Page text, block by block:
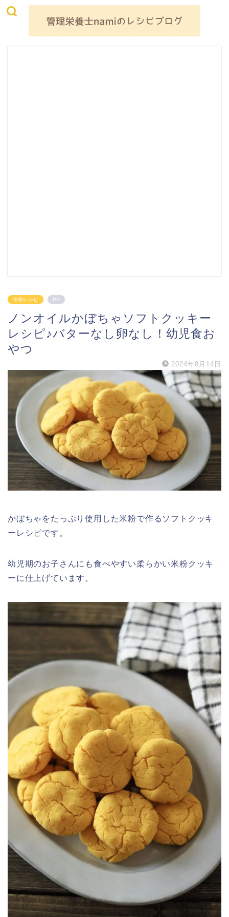
米粉レシピ PR
ノンオイルかぼちゃソフトクッキー
レシピ♪バターなし卵なし！幼児食お
やつ
2024年8月14日
かぼちゃをたっぷり使用した米粉で作るソフトクッキ
ーレシピです。
幼児期のお子さんにも食べやすい柔らかい米粉クッキ
ーに仕上げています。